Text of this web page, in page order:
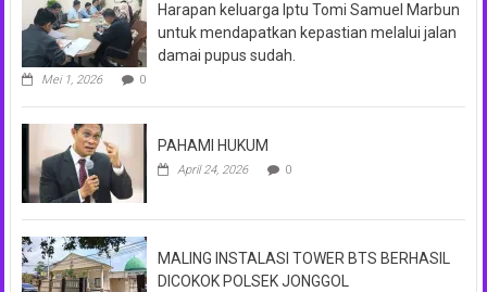
Harapan keluarga Iptu Tomi Samuel Marbun
untuk mendapatkan kepastian melalui jalan
damai pupus sudah.
Mei 1, 2026 0
PAHAMI HUKUM
April 24, 2026 0
MALING INSTALASI TOWER BTS BERHASIL
DICOKOK POLSEK JONGGOL